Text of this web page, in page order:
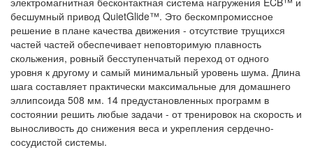
бесшумный привод QuietGlide™. Это бескомпромиссное
решение в плане качества движения - отсутствие трущихся
частей частей обеспечивает неповторимую плавность
скольжения, ровный бесступенчатый переход от одного
уровня к другому и самый минимальный уровень шума. Длина
шага составляет практически максимальные для домашнего
эллипсоида 508 мм. 14 предустановленных программ в
состоянии решить любые задачи - от тренировок на скорость и
выносливость до снижения веса и укрепления сердечно-
сосудистой системы.